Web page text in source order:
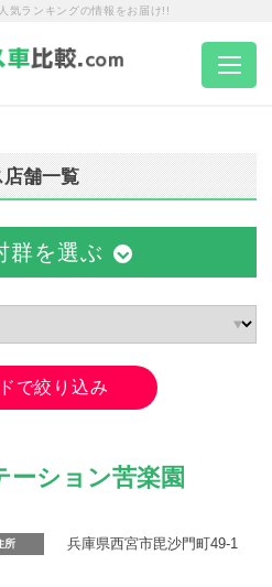
気ランキングの情報をお届け!!
舗一覧
群を選ぶ
で絞り込み
ーション苦楽園
所 兵庫県西宮市毘沙門町49-1